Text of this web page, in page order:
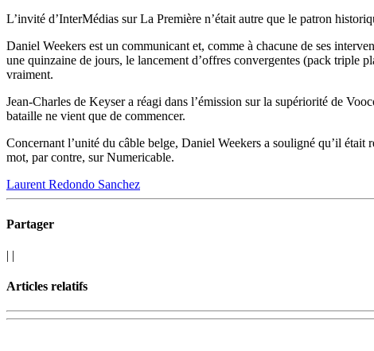
L’invité d’InterMédias sur La Première n’était autre que le patron
Daniel Weekers est un communicant et, comme à chacune de ses
une quinzaine de jours, le lancement d’offres convergentes (pack triple
vraiment.
Jean-Charles de Keyser a réagi dans l’émission sur la supériorité de
bataille ne vient que de commencer.
Concernant l’unité du câble belge, Daniel Weekers a souligné qu’il était
mot, par contre, sur Numericable.
Laurent Redondo Sanchez
Partager
| |
Articles relatifs